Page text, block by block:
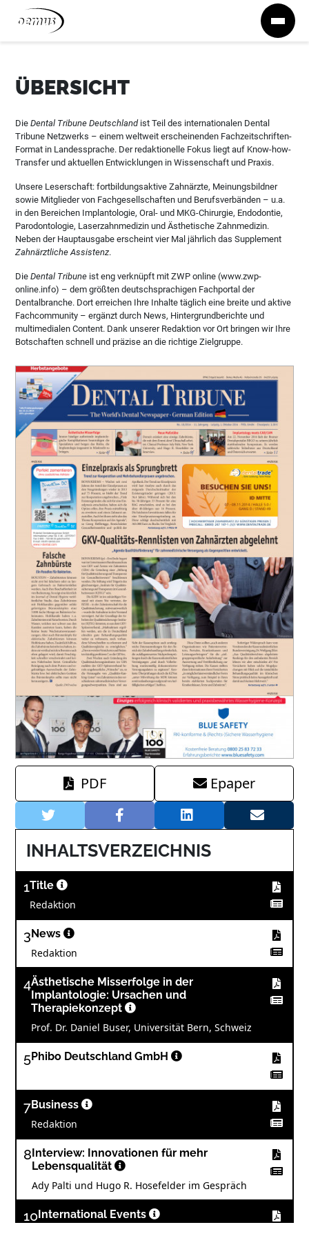
Zum Inhalt springen
ÜBERSICHT
DieDental Tribune Deutschlandist Teil des internationalen Dental
Tribune Netzwerks – einem weltweit erscheinenden Fachzeitschriften-
Format in Landessprache. Der redaktionelle Fokus liegt auf Know-how-
Transfer und aktuellen Entwicklungen in Wissenschaft und Praxis.
Unsere Leserschaft: fortbildungsaktive Zahnärzte, Meinungsbildner
sowie Mitglieder von Fachgesellschaften und Berufsverbänden – u.a.
in den Bereichen Implantologie, Oral- und MKG-Chirurgie, Endodontie,
Parodontologie, Laserzahnmedizin und Ästhetische Zahnmedizin.
Neben der Hauptausgabe erscheint vier Mal jährlich das Supplement
Zahnärztliche Assistenz.
DieDental Tribune ist eng verknüpft mit ZWP online (www.zwp-
online.info) – dem größten deutschsprachigen Fachportal der
Dentalbranche. Dort erreichen Ihre Inhalte täglich eine breite und aktive
Fachcommunity – ergänzt durch News, Hintergrundberichte und
multimedialen Content. Dank unserer Redaktion vor Ort bringen wir Ihre
Botschaften schnell und präzise an die richtige Zielgruppe.
PDF Epaper
INHALTSVERZEICHNIS
1Title
Redaktion
3 News
Redaktion
4Ästhetische Misserfolge in der
Implantologie: Ursachen und
Therapiekonzept
Prof. Dr. Daniel Buser, Universität Bern, Schweiz
5Phibo Deutschland GmbH
7Business
Redaktion
8 Interview: Innovationen für mehr
Lebensqualität
Ady Palti und Hugo R. Hosefelder im Gespräch
10 International Events